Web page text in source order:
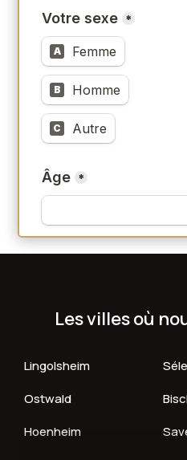
Les villes où
Lingolsheim
Ostwald
Hoenheim